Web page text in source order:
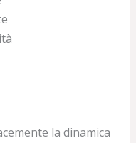
la dinamica